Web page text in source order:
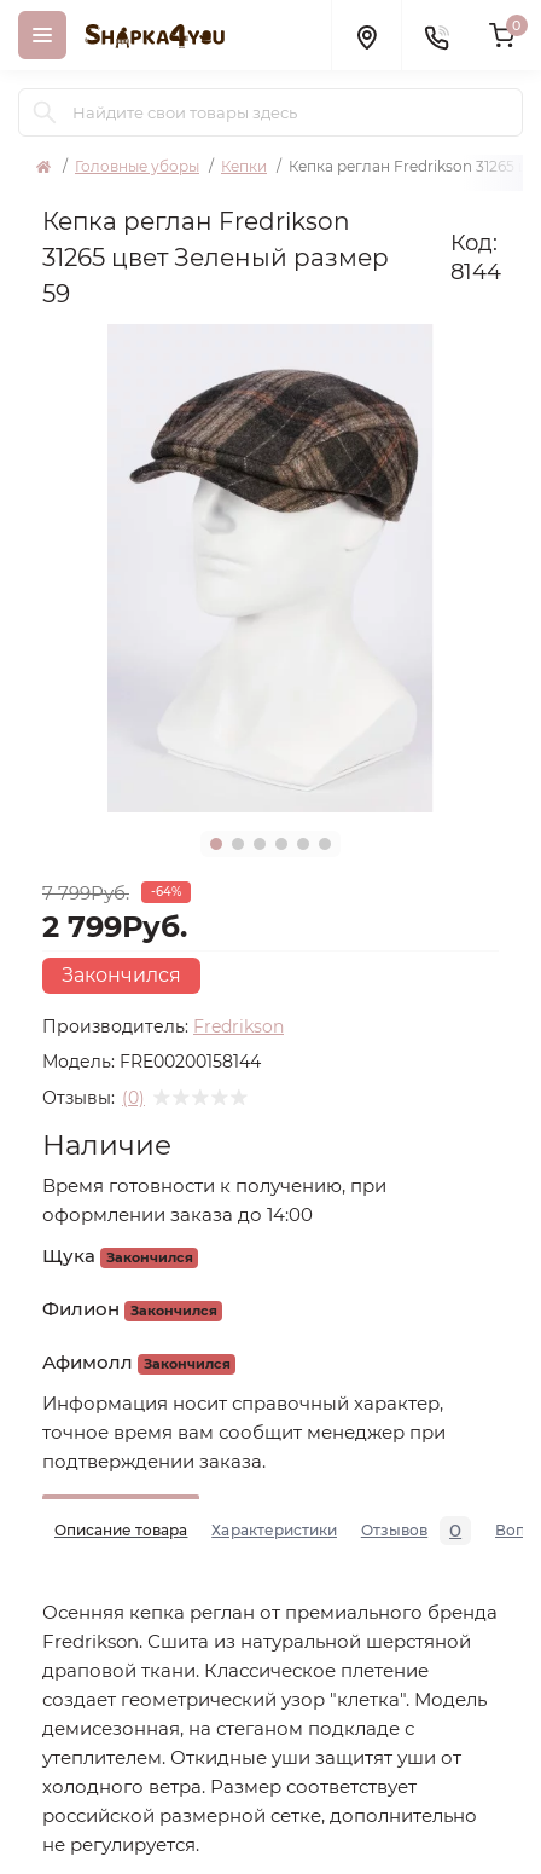
0
Головные уборы Кепки Кепка реглан Fredrikson 31265
Кепка реглан Fredrikson
31265 цвет Зеленый размер
59
Код:
8144
Производитель: Fredrikson
Модель: FRE00200158144
Отзывы: (0)
7 799Руб. -64%
2 799Руб.
Закончился
Наличие
Время готовности к получению, при
оформлении заказа до 14:00
Щука
Закончился
Филион Закончился
Афимолл Закончился
Информация носит справочный характер,
точное время вам сообщит менеджер при
подтверждении заказа.
Описание товара Характеристики Отзывов 0
Осенняя кепка реглан от премиального бренда
Fredrikson. Сшита из натуральной шерстяной
драповой ткани. Классическое плетение
создает геометрический узор "клетка". Модель
демисезонная, на стеганом подкладе с
утеплителем. Откидные уши защитят уши от
холодного ветра. Размер соответствует
российской размерной сетке, дополнительно
не регулируется.